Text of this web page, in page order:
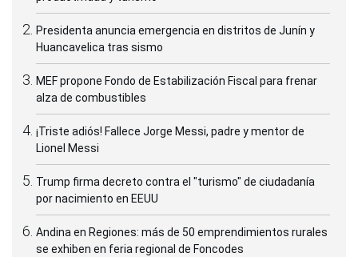
Presidenta anuncia emergencia en distritos de Junín y
Huancavelica tras sismo
MEF propone Fondo de Estabilización Fiscal para frenar
alza de combustibles
¡Triste adiós! Fallece Jorge Messi, padre y mentor de
Lionel Messi
Trump firma decreto contra el "turismo" de ciudadanía
por nacimiento en EEUU
Andina en Regiones: más de 50 emprendimientos rurales
se exhiben en feria regional de Foncodes